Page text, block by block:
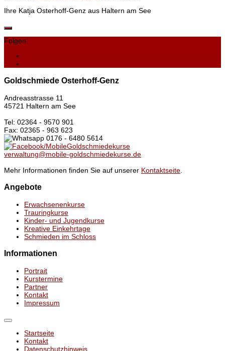
Ihre Katja Osterhoff-Genz aus Haltern am See
Folgen:
Goldschmiede Osterhoff-Genz
Andreasstrasse 11
45721 Haltern am See
Tel: 02364 - 9570 901
Fax: 02365 - 963 623
0176 - 6480 5614
/MobileGoldschmiedekurse
verwaltung@mobile-goldschmiedekurse.de
Mehr Informationen finden Sie auf unserer Kontaktseite
Angebote
Erwachsenenkurse
Trauringkurse
Kinder- und Jugendkurse
Kreative Einkehrtage
Schmieden im Schloss
Informationen
Portrait
Kurstermine
Partner
Kontakt
Impressum
Startseite
Kontakt
Datenschutzhinweis